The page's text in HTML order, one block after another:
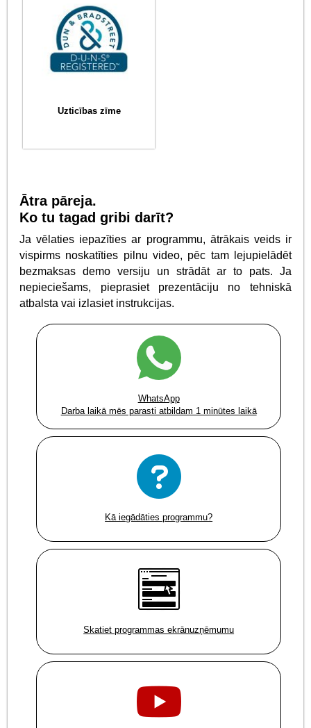
Uzticības zīme
Ātra pāreja.
Ko tu tagad gribi darīt?
Ja vēlaties iepazīties ar programmu, ātrākais veids ir
vispirms noskatīties pilnu video, pēc tam lejupielādēt
bezmaksas demo versiju un strādāt ar to pats. Ja
nepieciešams, pieprasiet prezentāciju no tehniskā
atbalsta vai izlasiet instrukcijas.
WhatsApp
Darba laikā mēs parasti atbildam 1 minūtes laikā
Kā iegādāties programmu?
Skatiet programmas ekrānuzņēmumu